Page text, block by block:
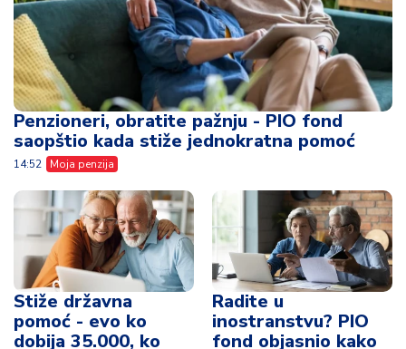
Penzioneri, obratite pažnju - PIO fond
saopštio kada stiže jednokratna pomoć
14:52 Moja penzija
Stiže državna
pomoć - evo ko
dobija 35.000, ko
Radite u
inostranstvu? PIO
fond objasnio kako